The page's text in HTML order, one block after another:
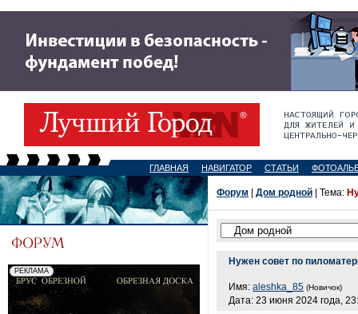
ГЛАВНАЯ НАВИГАТОР СТАТЬИ
Форум Дом родной | Тема:
Нужен совет по
Имя: aleshka_85 (Новичок)
Дата: 23 июня 2024 года,